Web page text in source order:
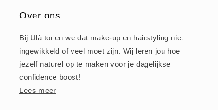
Over ons
Bij Ulà tonen we dat make-up en hairstyling niet
ingewikkeld of veel moet zijn. Wij leren jou hoe
jezelf naturel op te maken voor je dagelijkse
confidence boost!
Lees meer